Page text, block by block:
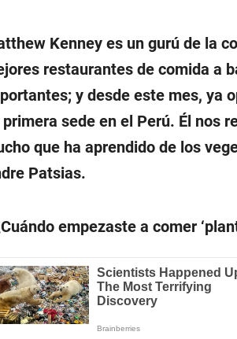
Kenney es un gurú de la
restaurantes de comida a
y desde este mes, ya
sede en el Perú. Él nos
que ha aprendido de los
Patsias.
empezaste a comer